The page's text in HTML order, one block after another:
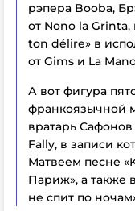
рэпера Booba,
от Nono la
ton délire» в
от Gims и La
А вот фигура
франкоязычной
вратарь
Fally, в записи
Матвеем песне
Париж», а также
не спит по